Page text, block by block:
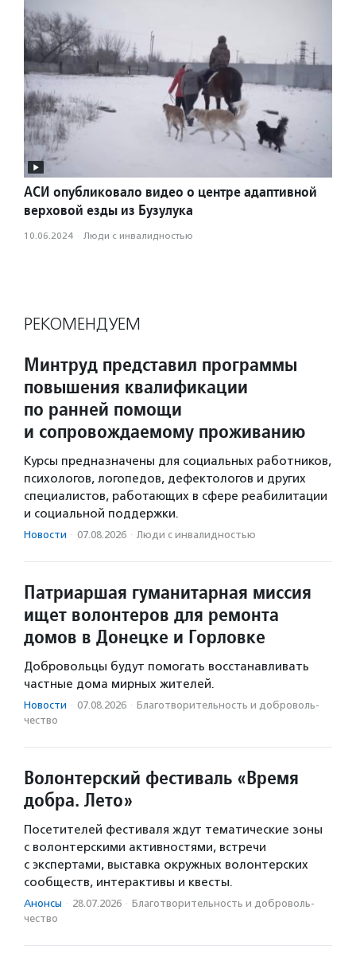
АСИ опубликовало видео о центре адаптивной
верховой езды из Бузулука
10.06.2024 · Люди с инвалидностью
РЕКОМЕНДУЕМ
Минтруд представил программы
повышения квалификации
по ранней помощи
и сопровождаемому проживанию
Курсы предназначены для социальных работников,
психологов, логопедов, дефектологов и других
специалистов, работающих в сфере реабилитации
и социальной поддержки.
Новости · 07.08.2026 · Люди с инвалидностью
Патриаршая гуманитарная миссия
ищет волонтеров для ремонта
домов в Донецке и Горловке
Добровольцы будут помогать восстанавливать
частные дома мирных жителей.
Новости · 07.08.2026 · Благотвори­тель­ность и доброволь­
чест­во
Волонтерский фестиваль «Время
добра. Лето»
Посетителей фестиваля ждут тематические зоны
с волонтерскими активностями, встречи
с экспертами, выставка окружных волонтерских
сообществ, интерактивы и квесты.
Анонсы · 28.07.2026 · Благотвори­тель­ность и доброволь­
чест­во